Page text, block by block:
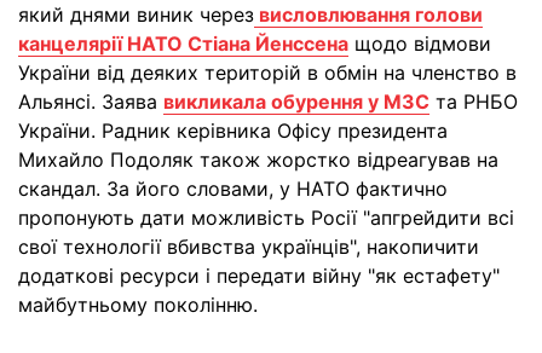
який днями виник через висловлювання голови
канцелярії НАТО Стіана Йенссена щодо відмови
України від деяких територій в обмін на членство в
Альянсі. Заява викликала обурення у МЗС та РНБО
України. Радник керівника Офісу президента
Михайло Подоляк також жорстко відреагував на
скандал. За його словами, у НАТО фактично
пропонують дати можливість Росії "апгрейдити всі
свої технології вбивства українців", накопичити
додаткові ресурси і передати війну "як естафету"
майбутньому поколінню.